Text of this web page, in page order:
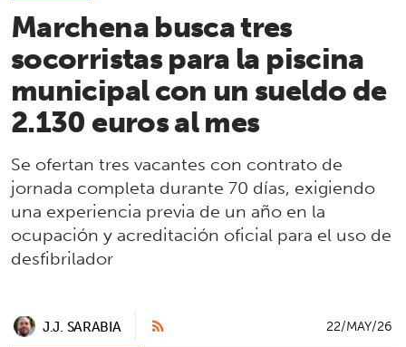
Marchena busca tres
socorristas para la piscina
municipal con un sueldo de
2.130 euros al mes
Se ofertan tres vacantes con contrato de
jornada completa durante 70 días, exigiendo
una experiencia previa de un año en la
ocupación y acreditación oficial para el uso de
desfibrilador
J.J. SARABIA 22/MAY/26